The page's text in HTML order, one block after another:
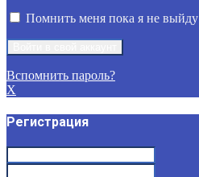
Помнить меня пока я не выйду
Вспомнить пароль?
X
Регистрация